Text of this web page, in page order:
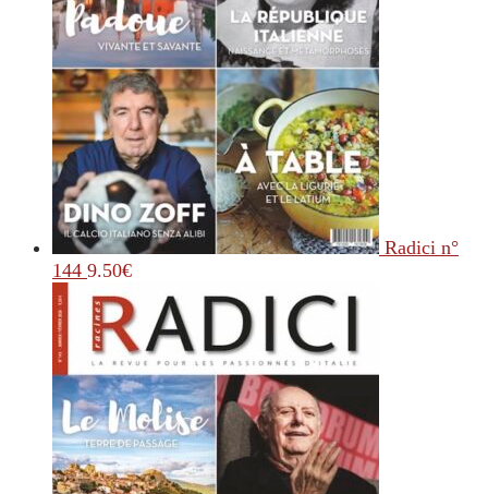
Radici n°
144 9.50€